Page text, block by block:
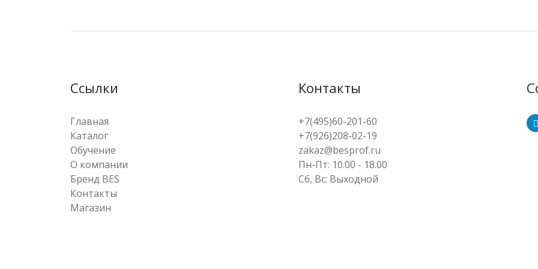
Ссылки
Главная
Каталог
Обучение
О компании
Бренд BES
Контакты
Магазин
Контакты
+7(495)60-201-60
+7(926)208-02-19
zakaz@besprof.ru
Пн-Пт: 10.00 - 18.00
Сб, Вс: Выходной